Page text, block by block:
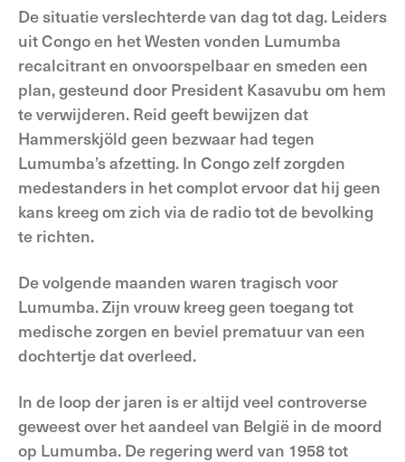
De situatie verslechterde van dag tot dag. Leiders
uit Congo en het Westen vonden Lumumba
recalcitrant en onvoorspelbaar en smeden een
plan, gesteund door President Kasavubu om hem
te verwijderen. Reid geeft bewijzen dat
Hammerskjöld geen bezwaar had tegen
Lumumba’s afzetting. In Congo zelf zorgden
medestanders in het complot ervoor dat hij geen
kans kreeg om zich via de radio tot de bevolking
te richten.
De volgende maanden waren tragisch voor
Lumumba. Zijn vrouw kreeg geen toegang tot
medische zorgen en beviel prematuur van een
dochtertje dat overleed.
In de loop der jaren is er altijd veel controverse
geweest over het aandeel van België in de moord
op Lumumba. De regering werd van 1958 tot